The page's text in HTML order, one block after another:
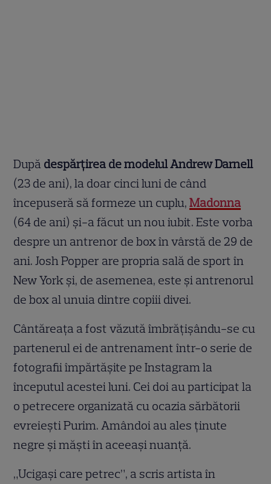
După despărțirea de modelul Andrew Darnell
(23 de ani), la doar cinci luni de când
începuseră să formeze un cuplu,Madonna
(64 de ani) și-a făcut un nou iubit. Este vorba
despre un antrenor de box în vârstă de 29 de
ani. Josh Popper are propria sală de sport în
New York și, de asemenea, este și antrenorul
de box al unuia dintre copiii divei.
Cântăreața a fost văzută îmbrățișându-se cu
partenerul ei de antrenament într-o serie de
fotografii împărtășite pe Instagram la
începutul acestei luni. Cei doi au participat la
o petrecere organizată cu ocazia sărbătorii
evreiești Purim. Amândoi au ales ținute
negre și măști în aceeași nuanță.
„Ucigași care petrec”, a scris artista în